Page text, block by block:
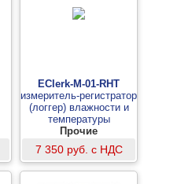
EClerk-M-01-RHT
измеритель-регистратор
(логгер) влажности и
температуры
Прочие
7 350 руб. с НДС